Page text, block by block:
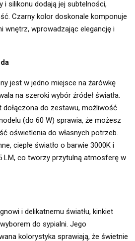
i silikonu dodają jej subtelności,
Czarny kolor doskonale komponuje
wnętrz, wprowadzając elegancję i
jest w jedno miejsce na żarówkę
na szeroki wybór źródeł światła.
dołączona do zestawu, możliwość
(do 60 W) sprawia, że możesz
oświetlenia do własnych potrzeb.
ciepłe światło o barwie 3000K i
LM, co tworzy przytulną atmosferę w
i delikatnemu światłu, kinkiet
do sypialni. Jego
kolorystyka sprawiają, że świetnie